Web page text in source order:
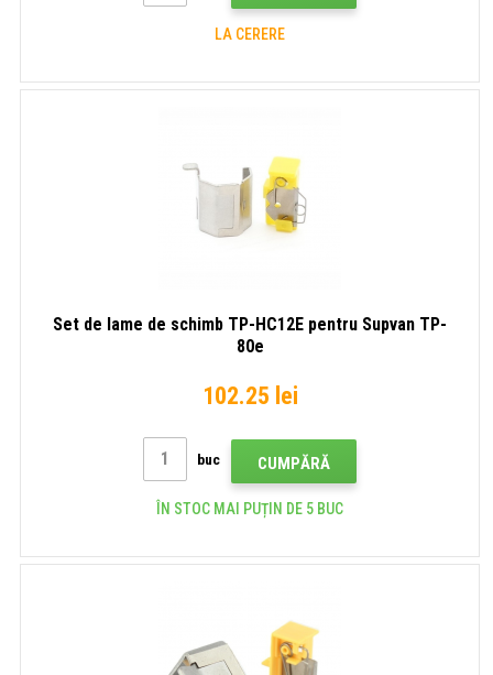
LA CERERE
Set de lame de schimb TP-HC12E pentru Supvan TP-
80e
102.25 lei
buc CUMPĂRĂ
ÎN STOC MAI PUȚIN DE 5 BUC